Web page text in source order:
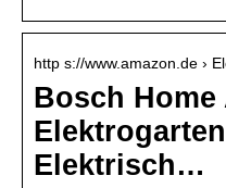
http s://www.amazon.de ›
Bosch Home
Elektrisch…